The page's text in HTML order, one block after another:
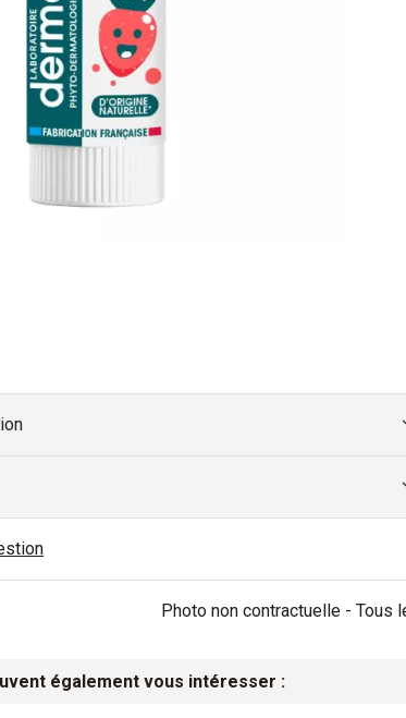
Photo non contractuelle - Tous
également vous intéresser :